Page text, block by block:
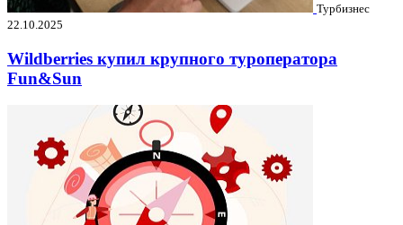
Турбизнес
22.10.2025
Wildberries купил крупного туроператора
Fun&Sun